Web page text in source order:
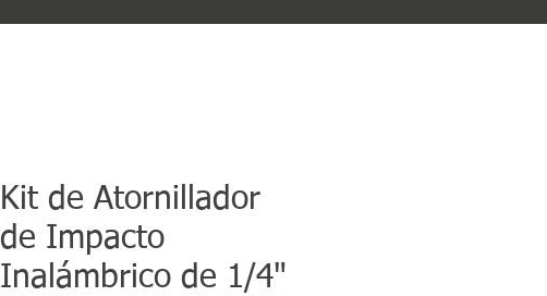
Kit de Atornillador
de Impacto
Inalámbrico de 1/4"